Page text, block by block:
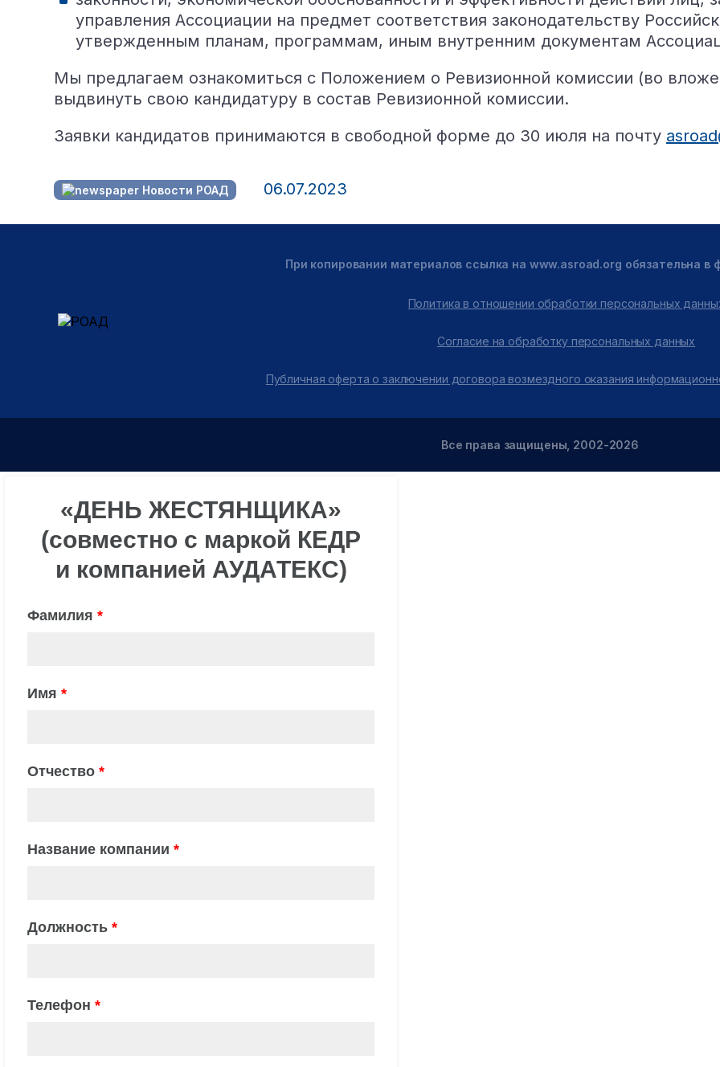
управления Ассоциации на предмет соответствия законодательству
утвержденным планам, программам, иным внутренним документам
Мы предлагаем ознакомиться с Положением о Ревизионной комиссии (во
выдвинуть свою кандидатуру в состав Ревизионной комиссии.
Заявки кандидатов принимаются в свободной форме до 30 июля на почту
Новости РОАД 06.07.2023
При копировании материалов ссылка на www.asroad.org обязательна в
Политика в отношении обработки персональных
Согласие на обработку персональных данных
Публичная оферта о заключении договора возмездного оказания
Все права защищены, 2002-2026